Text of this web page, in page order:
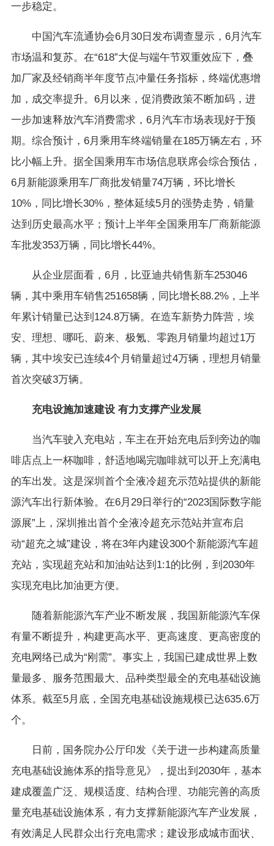
一步稳定。
中国汽车流通协会6月30日发布调查显示，6月汽车
市场温和复苏。在“618”大促与端午节双重效应下，叠
加厂家及经销商半年度节点冲量任务指标，终端优惠增
加，成交率提升。6月以来，促消费政策不断加码，进
一步加速释放汽车消费需求，6月汽车市场表现好于预
期。综合预计，6月乘用车终端销量在185万辆左右，环
比小幅上升。据全国乘用车市场信息联席会综合预估，
6月新能源乘用车厂商批发销量74万辆，环比增长
10%，同比增长30%，整体延续5月的强势走势，销量
达到历史最高水平；预计上半年全国乘用车厂商新能源
车批发353万辆，同比增长44%。
从企业层面看，6月，比亚迪共销售新车253046
辆，其中乘用车销售251658辆，同比增长88.2%，上半
年累计销量已达到124.8万辆。在造车新势力阵营，埃
安、理想、哪吒、蔚来、极氪、零跑月销量均超过1万
辆，其中埃安已连续4个月销量超过4万辆，理想月销量
首次突破3万辆。
充电设施加速建设 有力支撑产业发展
当汽车驶入充电站，车主在开始充电后到旁边的咖
啡店点上一杯咖啡，舒适地喝完咖啡就可以开上充满电
的车出发。这是深圳首个全液冷超充示范站提供的新能
源汽车出行新体验。在6月29日举行的“2023国际数字能
源展”上，深圳推出首个全液冷超充示范站并宣布启
动“超充之城”建设，将在3年内建设300个新能源汽车超
充站，实现超充站和加油站达到1:1的比例，到2030年
实现充电比加油更方便。
随着新能源汽车产业不断发展，我国新能源汽车保
有量不断提升，构建更高水平、更高速度、更高密度的
充电网络已成为“刚需”。事实上，我国已建成世界上数
量最多、服务范围最大、品种类型最全的充电基础设施
体系。截至5月底，全国充电基础设施规模已达635.6万
个。
日前，国务院办公厅印发《关于进一步构建高质量
充电基础设施体系的指导意见》，提出到2030年，基本
建成覆盖广泛、规模适度、结构合理、功能完善的高质
量充电基础设施体系，有力支撑新能源汽车产业发展，
有效满足人民群众出行充电需求；建设形成城市面状、